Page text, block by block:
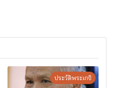
ประวัติพระเกจิ